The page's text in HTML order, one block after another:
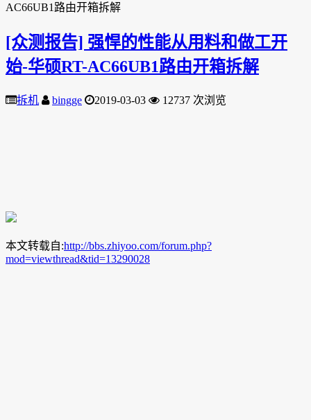
AC66UB1路由开箱拆解
[众测报告] 强悍的性能从用料和做工开
始-华硕RT-AC66UB1路由开箱拆解
拆机 bingge 2019-03-03 12737 次浏览
本文转载自:http://bbs.zhiyoo.com/forum.php?
mod=viewthread&tid=13290028